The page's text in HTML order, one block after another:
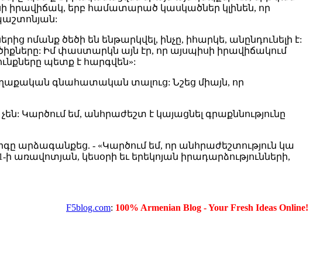
իրավիճակ, երբ համատարած կասկածներ կլինեն, որ
ոմանք ծեծի են ենթարկվել, ինչը, իհարկե, անընդունելի է:
Իմ փաստարկն այն էր, որ այսպիսի իրավիճակում
պետք է հարգվեն»:
գնահատական տալուց: Նշեց միայն, որ
եմ, անհրաժեշտ է կայացնել գրաքննությունը
արձագանքեց. - «Կարծում եմ, որ անհրաժեշտություն կա
կեսօրի եւ երեկոյան իրադարձությունների,
F5blog.com: 100% Armenian Blog - Your Fresh Ideas Online!